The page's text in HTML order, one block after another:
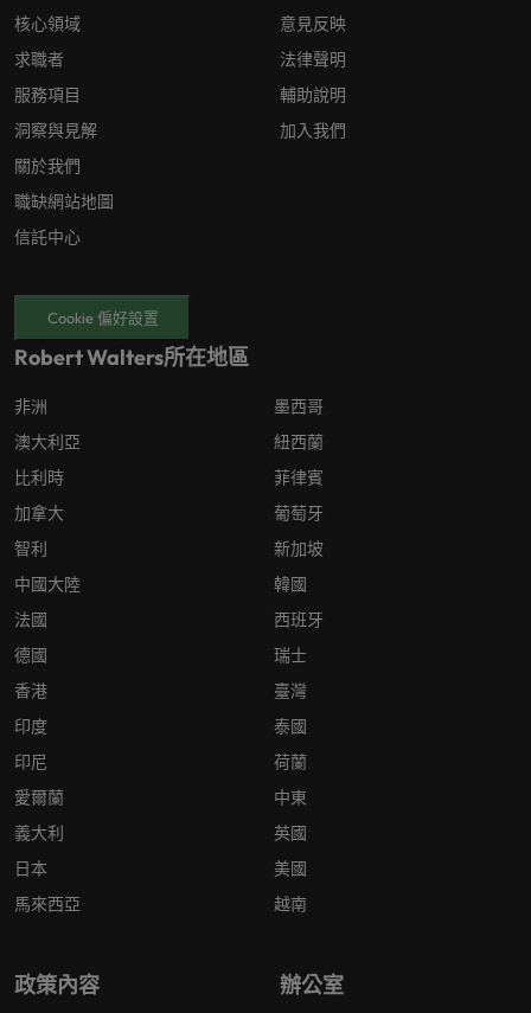
核心領域
求職者
服務項目
洞察與見解
關於我們
職缺網站地圖
信託中心
意見反映
法律聲明
輔助說明
加入我們
Cookie 偏好設置
Robert Walters所在地區
非洲
澳大利亞
比利時
加拿大
智利
中國大陸
法國
德國
香港
印度
印尼
愛爾蘭
義大利
日本
馬來西亞
墨西哥
紐西蘭
菲律賓
葡萄牙
新加坡
韓國
西班牙
瑞士
臺灣
泰國
荷蘭
中東
英國
美國
越南
政策內容 辦公室